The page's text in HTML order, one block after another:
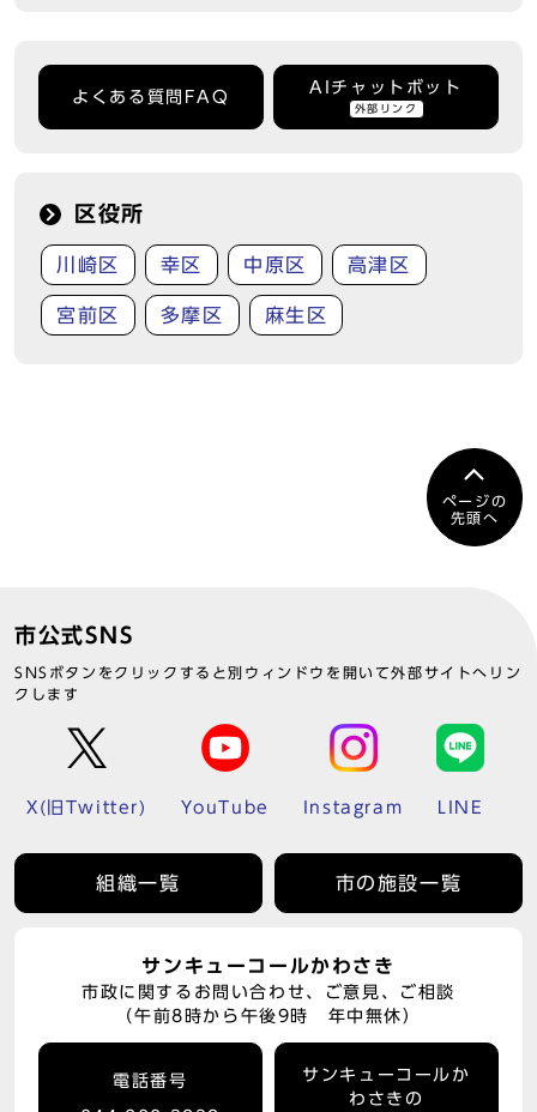
よくある質問FAQ
AIチャットボット
外部リンク
区役所
川崎区 幸区 中原区 高津区
宮前区 多摩区 麻生区
ページの
先頭へ
市公式SNS
SNSボタンをクリックすると別ウィンドウを開いて外部サイトへリン
クします
X(旧Twitter) YouTube Instagram LINE
組織一覧 市の施設一覧
サンキューコールかわさき
市政に関するお問い合わせ、ご意見、ご相談
（午前8時から午後9時 年中無休）
電話番号
サンキューコールか
わさきの